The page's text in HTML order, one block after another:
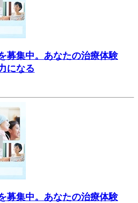
募集中。あなたの治療体験
になる
募集中。あなたの治療体験